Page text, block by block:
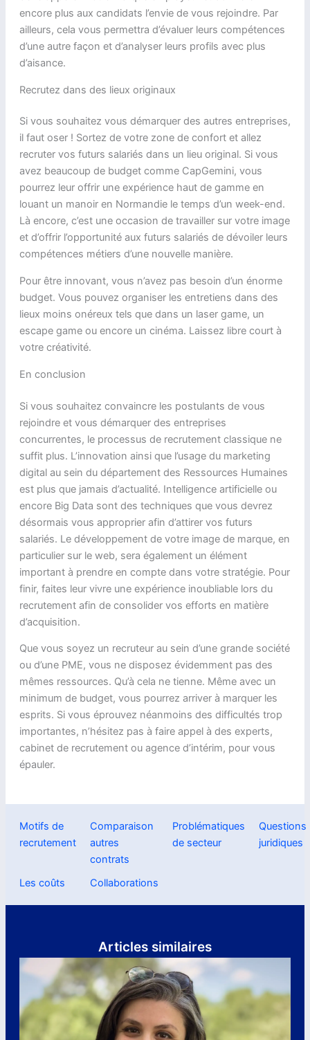
encore plus aux candidats l’envie de vous rejoindre. Par
ailleurs, cela vous permettra d’évaluer leurs compétences
d’une autre façon et d’analyser leurs profils avec plus
d’aisance.
Recrutez dans des lieux originaux
Si vous souhaitez vous démarquer des autres entreprises,
il faut oser ! Sortez de votre zone de confort et allez
recruter vos futurs salariés dans un lieu original. Si vous
avez beaucoup de budget comme CapGemini, vous
pourrez leur offrir une expérience haut de gamme en
louant un manoir en Normandie le temps d’un week-end.
Là encore, c’est une occasion de travailler sur votre image
et d’offrir l’opportunité aux futurs salariés de dévoiler leurs
compétences métiers d’une nouvelle manière.
Pour être innovant, vous n’avez pas besoin d’un énorme
budget. Vous pouvez organiser les entretiens dans des
lieux moins onéreux tels que dans un laser game, un
escape game ou encore un cinéma. Laissez libre court à
votre créativité.
En conclusion
Si vous souhaitez convaincre les postulants de vous
rejoindre et vous démarquer des entreprises
concurrentes, le processus de recrutement classique ne
suffit plus. L’innovation ainsi que l’usage du marketing
digital au sein du département des Ressources Humaines
est plus que jamais d’actualité. Intelligence artificielle ou
encore Big Data sont des techniques que vous devrez
désormais vous approprier afin d’attirer vos futurs
salariés. Le développement de votre image de marque, en
particulier sur le web, sera également un élément
important à prendre en compte dans votre stratégie. Pour
finir, faites leur vivre une expérience inoubliable lors du
recrutement afin de consolider vos efforts en matière
d’acquisition.
Que vous soyez un recruteur au sein d’une grande société
ou d’une PME, vous ne disposez évidemment pas des
mêmes ressources. Qu’à cela ne tienne. Même avec un
minimum de budget, vous pourrez arriver à marquer les
esprits. Si vous éprouvez néanmoins des difficultés trop
importantes, n’hésitez pas à faire appel à des experts,
cabinet de recrutement ou agence d’intérim, pour vous
épauler.
Motifs de
recrutement
Comparaison
autres
contrats
Problématiques
de secteur
Questions
juridiques
Les coûts Collaborations
Articles similaires